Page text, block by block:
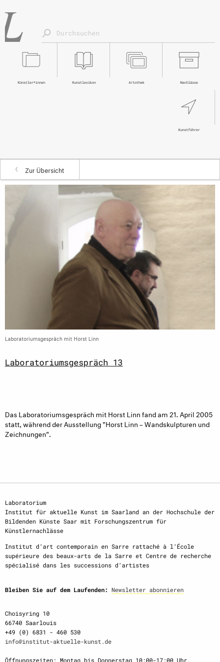
Nachlässe
Artothek
Kunstlexikon
Künstler*innen
Kunstführer
Zur Übersicht
Laboratoriumsgespräch mit Horst Linn
Laboratoriumsgespräch 13
Das Laboratoriumsgespräch mit Horst Linn fand am 21. April 2005
statt, während der Ausstellung "Horst Linn – Wandskulpturen und
Zeichnungen".
Laboratorium
Institut für aktuelle Kunst im Saarland an der Hochschule der
Bildenden Künste Saar mit Forschungszentrum für
Künstlernachlässe
Institut d‘art contemporain en Sarre rattaché à l‘École
supérieure des beaux-arts de la Sarre et Centre de recherche
spécialisé dans les successions d‘artistes
Bleiben Sie auf dem Laufenden: Newsletter abonnieren
Choisyring 10
66740 Saarlouis
+49 (0) 6831 - 460 530
info@institut-aktuelle-kunst.de
Öffnungszeiten: Montag bis Donnerstag 10:00-17:00 Uhr,